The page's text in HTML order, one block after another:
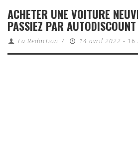
ACHETER UNE VOITURE
PASSIEZ PAR
La Redaction / 14 avril 2022 - 16